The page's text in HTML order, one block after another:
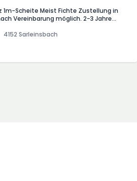
1m-Scheite Meist Fichte Zustellung in
Vereinbarung möglich. 2-3 Jahre
4152 Sarleinsbach